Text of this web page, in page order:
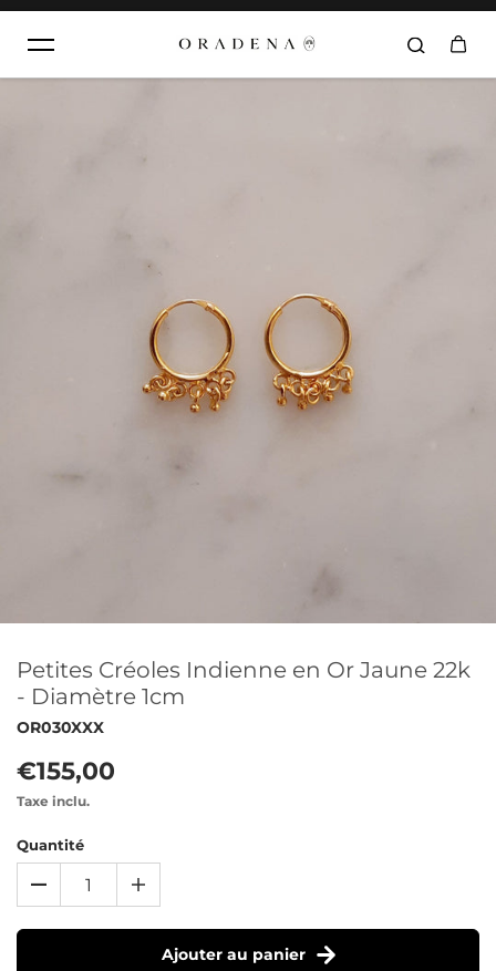
Petites Créoles Indienne en Or Jaune 22k
- Diamètre 1cm
OR030XXX
€155,00
Taxe inclu.
Quantité
Ajouter au panier